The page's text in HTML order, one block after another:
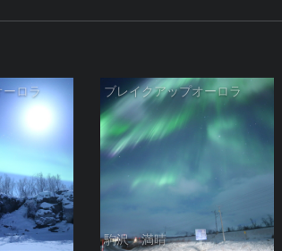
ロラ ブレイクアップオーロラ
駒沢 満晴